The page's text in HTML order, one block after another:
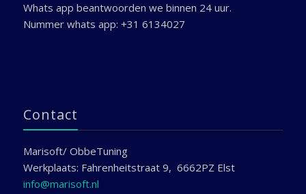
Whats app beantwoorden we binnen 24 uur.
Nummer whats app: +31 6134027
Contact
Marisoft/ ObbeTuning
Werkplaats: Fahrenheitstraat 9, 6662PZ Elst
info@marisoft.nl